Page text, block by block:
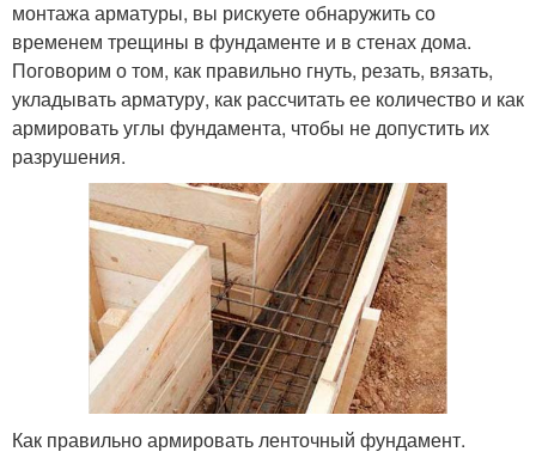
монтажа арматуры, вы рискуете обнаружить со
временем трещины в фундаменте и в стенах дома.
Поговорим о том, как правильно гнуть, резать, вязать,
укладывать арматуру, как рассчитать ее количество и как
армировать углы фундамента, чтобы не допустить их
разрушения.
Как правильно армировать ленточный фундамент.